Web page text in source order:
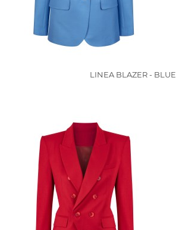
LINEA BLAZER - BLUE